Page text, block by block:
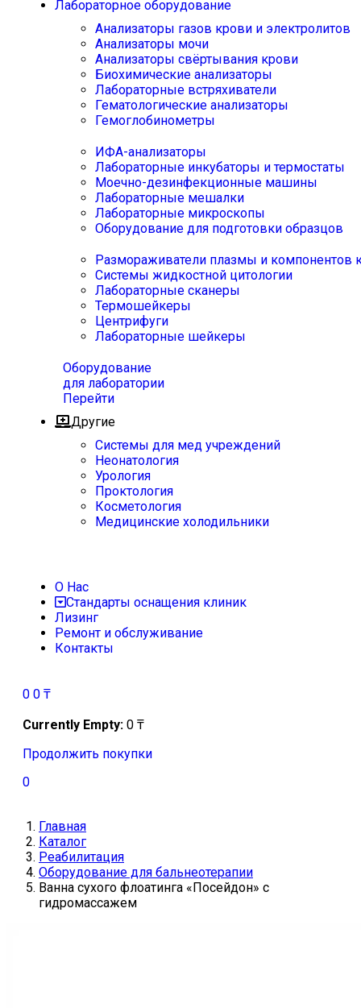
Лабораторное оборудование
Анализаторы газов крови и электролитов
Анализаторы мочи
Анализаторы свёртывания крови
Биохимические анализаторы
Лабораторные встряхиватели
Гематологические анализаторы
Гемоглобинометры
ИФА-анализаторы
Лабораторные инкубаторы и термостаты
Моечно-дезинфекционные машины
Лабораторные мешалки
Лабораторные микроскопы
Оборудование для подготовки образцов
Размораживатели плазмы и компонентов
Системы жидкостной цитологии
Лабораторные сканеры
Термошейкеры
Центрифуги
Лабораторные шейкеры
Оборудование
для лаборатории
Перейти
Другие
Системы для мед учреждений
Неонатология
Урология
Проктология
Косметология
Медицинские холодильники
О Нас
Стандарты оснащения клиник
Лизинг
Ремонт и обслуживание
Контакты
0 0 ₸
Currently Empty: 0 ₸
Продолжить покупки
0
Главная
Каталог
Реабилитация
Оборудование для бальнеотерапии
Ванна сухого флоатинга «Посейдон» с
гидромассажем